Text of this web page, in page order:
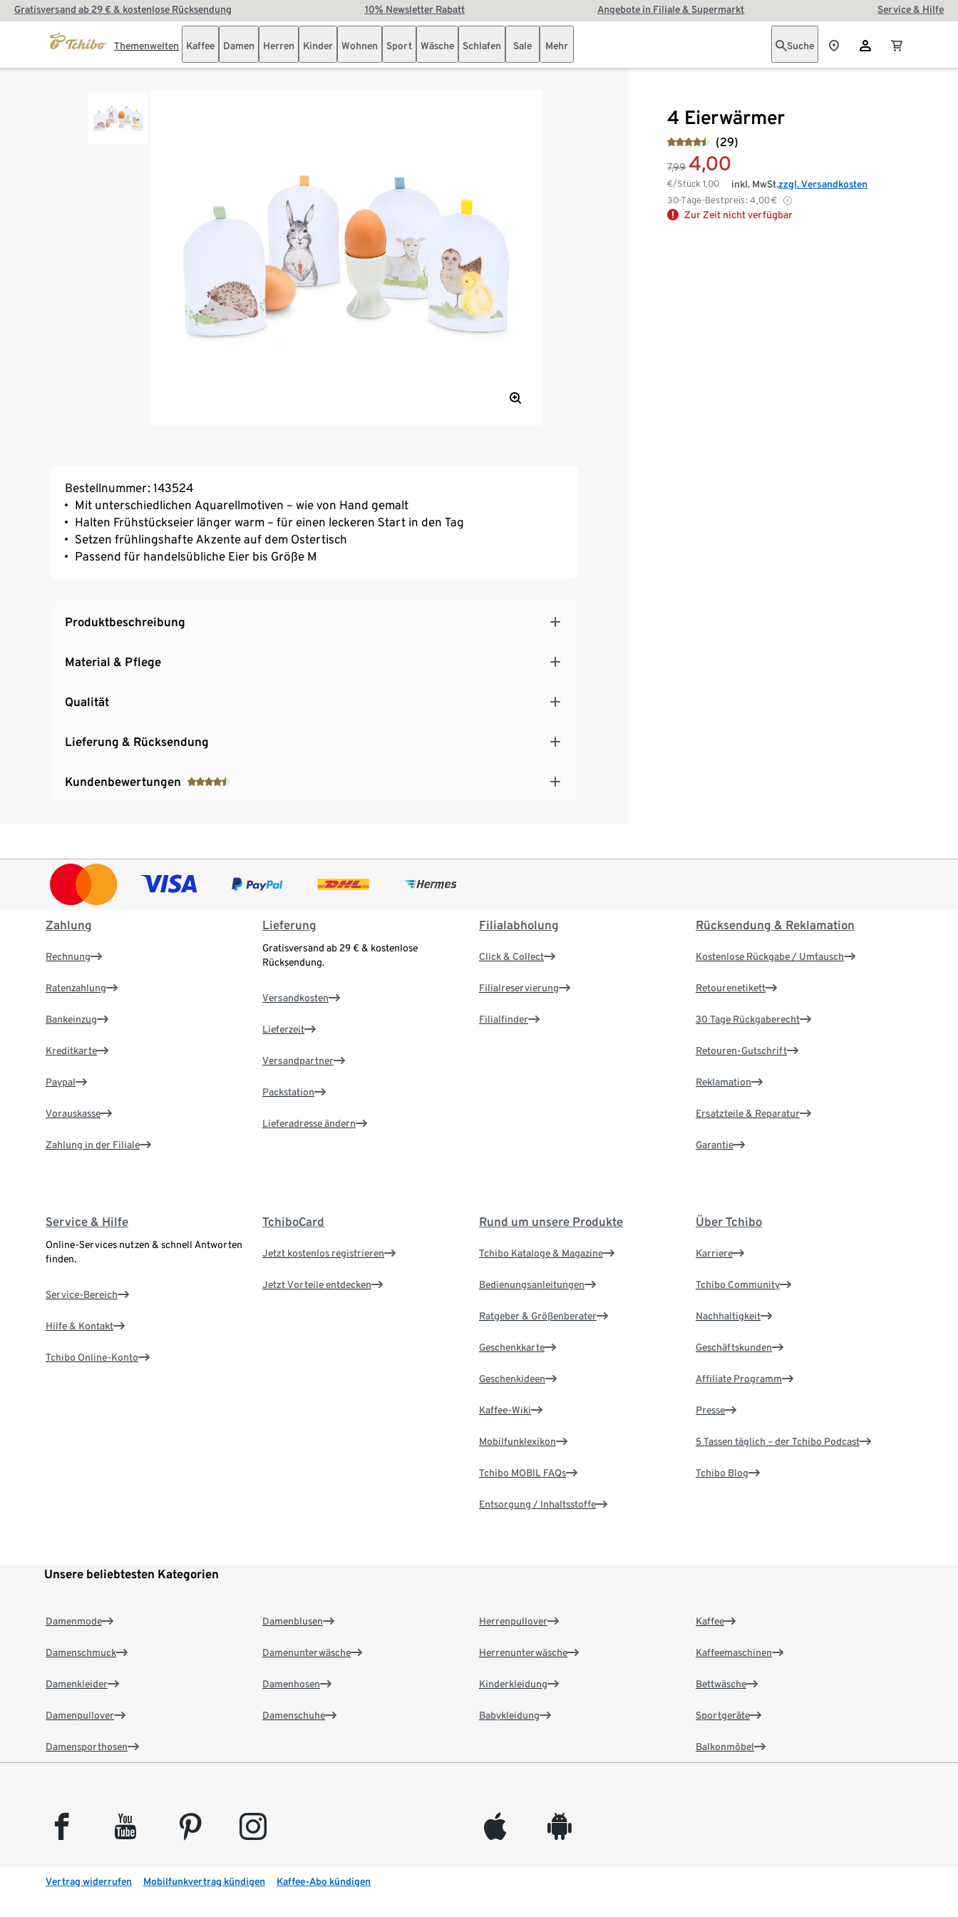
Gratisversand ab 29 € & kostenlose Rücksendung 10% Newsletter Rabatt Angebote in Filiale & Supermarkt Service & Hilfe
Themenwelten Kaffee Damen Herren Kinder Wohnen Sport Wäsche Schlafen Sale Mehr Suche
4 Eierwärmer
(29)
7,99 4,00
€/Stück1,00
30-Tage-Bestpreis: 4,00€
inkl. MwSt.zzgl. Versandkosten
Zur Zeit nicht verfügbar
Bestellnummer: 143524
Mit unterschiedlichen Aquarellmotiven – wie von Hand gemalt
Halten Frühstückseier länger warm – für einen leckeren Start in den Tag
Setzen frühlingshafte Akzente auf dem Ostertisch
Passend für handelsübliche Eier bis Größe M
Produktbeschreibung
Material & Pflege
Qualität
Lieferung & Rücksendung
Kundenbewertungen
Zahlung
Rechnung
Ratenzahlung
Bankeinzug
Kreditkarte
Paypal
Vorauskasse
Zahlung in der Filiale
Lieferung
Gratisversand ab 29 € & kostenlose
Rücksendung.
Versandkosten
Lieferzeit
Versandpartner
Packstation
Lieferadresse ändern
Filialabholung
Click & Collect
Filialreservierung
Filialfinder
Rücksendung & Reklamation
Kostenlose Rückgabe / Umtausch
Retourenetikett
30 Tage Rückgaberecht
Retouren-Gutschrift
Reklamation
Ersatzteile & Reparatur
Garantie
Service & Hilfe
Online-Services nutzen & schnell Antworten
finden.
Service-Bereich
Hilfe & Kontakt
Tchibo Online-Konto
TchiboCard
Jetzt kostenlos registrieren
Jetzt Vorteile entdecken
Rund um unsere Produkte
Tchibo Kataloge & Magazine
Bedienungsanleitungen
Ratgeber & Größenberater
Geschenkkarte
Geschenkideen
Kaffee-Wiki
Mobilfunklexikon
Tchibo MOBIL FAQs
Entsorgung / Inhaltsstoffe
Über Tchibo
Karriere
Tchibo Community
Nachhaltigkeit
Geschäftskunden
Affiliate Programm
Presse
5 Tassen täglich – der Tchibo Podcast
Tchibo Blog
Unsere beliebtesten Kategorien
Damenmode
Damenschmuck
Damenkleider
Damenpullover
Damensporthosen
Damenblusen
Damenunterwäsche
Damenhosen
Damenschuhe
Herrenpullover
Herrenunterwäsche
Kinderkleidung
Babykleidung
Kaffee
Kaffeemaschinen
Bettwäsche
Sportgeräte
Balkonmöbel
facebook youtube pinterest instagram appleinc android
Vertrag widerrufen Mobilfunkvertrag kündigen Kaffee-Abo kündigen